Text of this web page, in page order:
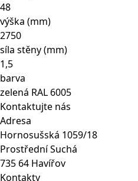
48
výška (mm)
2750
síla stěny (mm)
1,5
barva
zelená RAL 6005
Kontaktujte nás
Adresa
Hornosušská 1059/18
Prostřední Suchá
735 64 Havířov
Kontakty